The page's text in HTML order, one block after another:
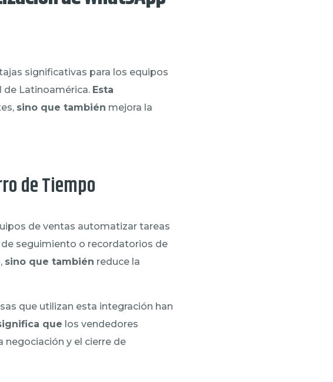
significativas para los equipos
de Latinoamérica. Esta
sino que también mejora la
de Tiempo
de ventas automatizar tareas
de seguimiento o recordatorios de
sino que también reduce la
que utilizan esta integración han
que los vendedores
negociación y el cierre de